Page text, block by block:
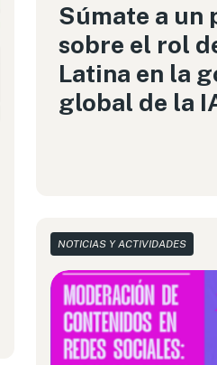
Súmate a un
sobre el rol
Latina en la
global de la
NOTICIAS Y ACTIVIDADES